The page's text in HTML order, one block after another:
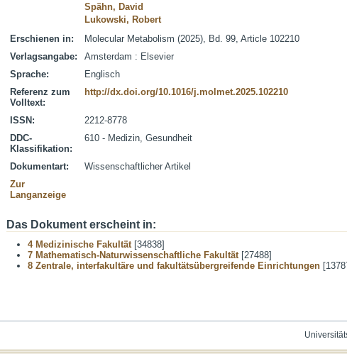
Spähn, David
Lukowski, Robert
Erschienen in:
Molecular Metabolism (2025), Bd. 99, Article 102210
Verlagsangabe:
Amsterdam : Elsevier
Sprache:
Englisch
Referenz zum
Volltext:
http://dx.doi.org/10.1016/j.molmet.2025.102210
ISSN:
2212-8778
DDC-
Klassifikation:
610 - Medizin, Gesundheit
Dokumentart:
Wissenschaftlicher Artikel
Zur
Langanzeige
Das Dokument erscheint in:
4 Medizinische Fakultät[34838]
7 Mathematisch-Naturwissenschaftliche Fakultät[27488]
8 Zentrale, interfakultäre und fakultätsübergreifende Einrichtungen